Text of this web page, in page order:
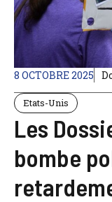
8 OCTOBRE 2025
Etats-Unis
Les
bombe